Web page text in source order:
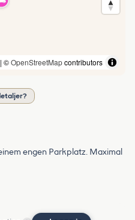
| ©OpenStreetMapcontributors
engen Parkplatz. Maximal